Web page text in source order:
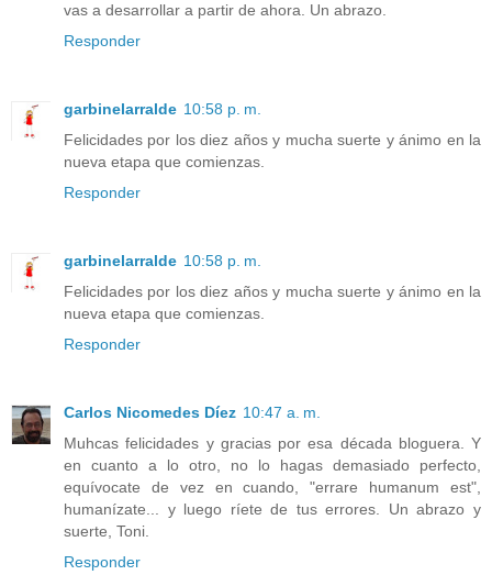
vas a desarrollar a partir de ahora. Un abrazo.
Responder
garbinelarralde 10:58 p. m.
Felicidades por los diez años y mucha suerte y ánimo en la
nueva etapa que comienzas.
Responder
garbinelarralde 10:58 p. m.
Felicidades por los diez años y mucha suerte y ánimo en la
nueva etapa que comienzas.
Responder
Carlos Nicomedes Díez 10:47 a. m.
Muhcas felicidades y gracias por esa década bloguera. Y
en cuanto a lo otro, no lo hagas demasiado perfecto,
equívocate de vez en cuando, "errare humanum est",
humanízate... y luego ríete de tus errores. Un abrazo y
suerte, Toni.
Responder